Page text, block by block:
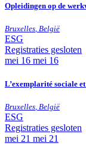
Opleidingen op de
Bruxelles België
ESG
Registraties gesloten
mei 16 mei 16
L’exemplarité sociale
Bruxelles, België
ESG
Registraties gesloten
mei 21 mei 21